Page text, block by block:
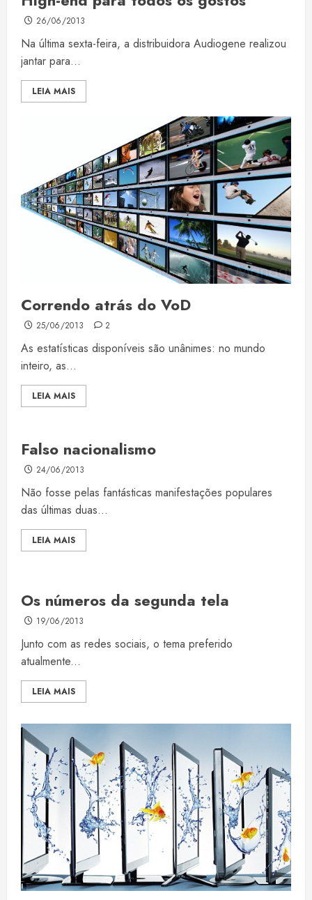
26/06/2013
Na última sexta-feira, a distribuidora Audiogene realizou
jantar para...
LEIA MAIS
Correndo atrás do VoD
25/06/2013 2
As estatísticas disponíveis são unânimes: no mundo
inteiro, as...
LEIA MAIS
Falso nacionalismo
24/06/2013
Não fosse pelas fantásticas manifestações populares
das últimas duas...
LEIA MAIS
Os números da segunda tela
19/06/2013
Junto com as redes sociais, o tema preferido
atualmente...
LEIA MAIS